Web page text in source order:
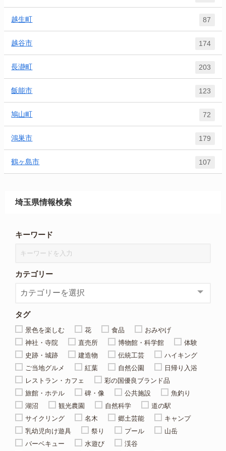
越生町 87
越谷市 174
長瀞町 203
飯能市 123
鳩山町 72
鴻巣市 179
鶴ヶ島市 107
埼玉県情報検索
キーワード
カテゴリー
タグ
景色を楽しむ 花 食品
おみやげ
神社・寺院
直売所 博物館・科学館
体験
史跡・城跡
建造物 伝統工芸
ハイキング
ご当地グルメ
紅葉 自然公園
日帰り入浴
レストラン・カフェ
彩の国優良ブランド品
旅館・ホテル
碑・像 公共施設
魚釣り
湖沼
観光農園 自然科学
道の駅
サイクリング
名木 郷土芸能
キャンプ
乳幼児向け遊具
祭り プール
山岳
バーベキュー
水遊び
渓谷